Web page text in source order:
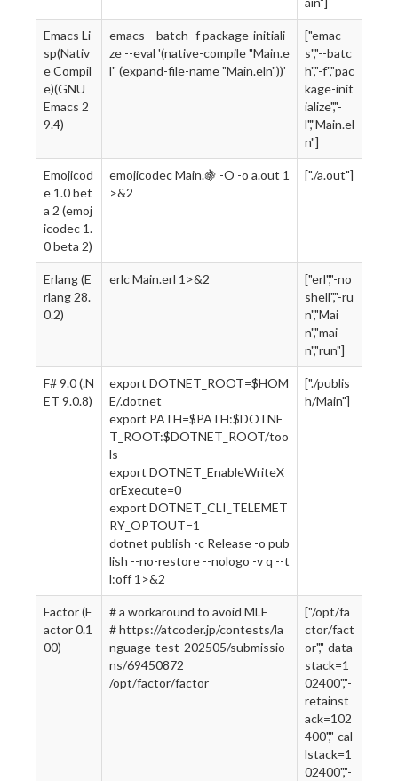
Emacs Li
sp(Nativ
e Compil
e)(GNU
Emacs 2
9.4)
emacs --batch -f package-initiali
ze --eval '(native-compile "Main.e
l" (expand-file-name "Main.eln"))'
["emac
s","--batc
h","-f","pac
kage-init
ialize","-
l","Main.el
n"]
Emojicod
e 1.0 bet
a 2 (emoj
icodec 1.
0 beta 2)
emojicodec Main.🍇 -O -o a.out 1
>&2
["./a.out"]
Erlang (E
rlang 28.
0.2)
erlc Main.erl 1>&2
["erl","-no
shell","-ru
n","Mai
n","mai
n","run"]
F# 9.0 (.N
ET 9.0.8)
export DOTNET_ROOT=$HOM
E/.dotnet
export PATH=$PATH:$DOTNE
T_ROOT:$DOTNET_ROOT/too
ls
export DOTNET_EnableWriteX
orExecute=0
export DOTNET_CLI_TELEMET
RY_OPTOUT=1
dotnet publish -c Release -o pub
lish --no-restore --nologo -v q --t
l:off 1>&2
["./publis
h/Main"]
Factor (F
actor 0.1
00)
# a workaround to avoid MLE
# https://atcoder.jp/contests/la
nguage-test-202505/submissio
ns/69450872
/opt/factor/factor
["/opt/fa
ctor/fact
or","-data
stack=1
02400","-
retainst
ack=102
400","-cal
lstack=1
02400","-